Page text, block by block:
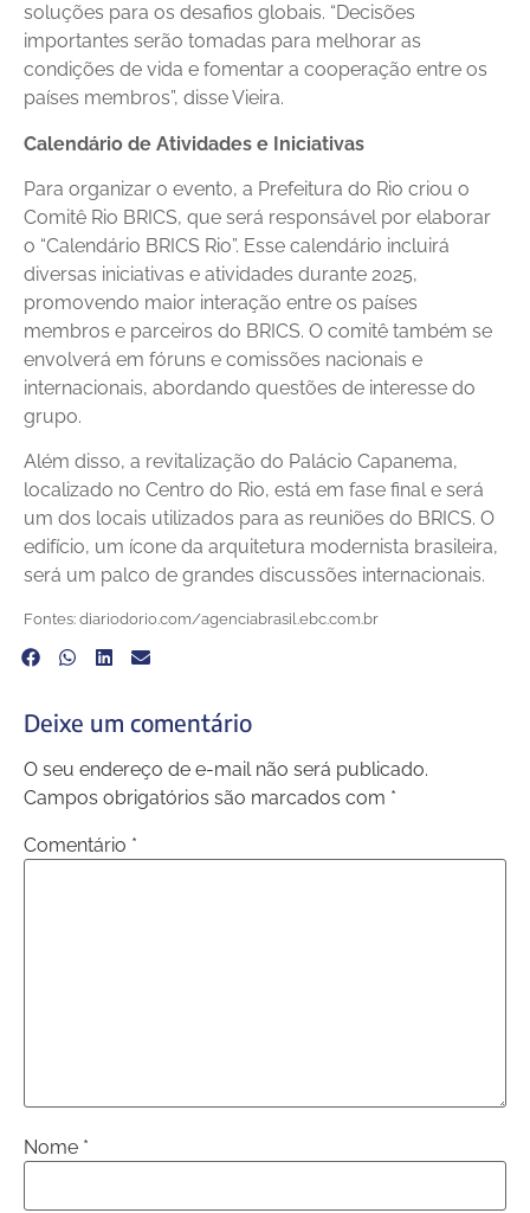
soluções para os desafios globais. “Decisões
importantes serão tomadas para melhorar as
condições de vida e fomentar a cooperação entre os
países membros”, disse Vieira.
Calendário de Atividades e Iniciativas
Para organizar o evento, a Prefeitura do Rio criou o
Comitê Rio BRICS, que será responsável por elaborar
o “Calendário BRICS Rio”. Esse calendário incluirá
diversas iniciativas e atividades durante 2025,
promovendo maior interação entre os países
membros e parceiros do BRICS. O comitê também se
envolverá em fóruns e comissões nacionais e
internacionais, abordando questões de interesse do
grupo.
Além disso, a revitalização do Palácio Capanema,
localizado no Centro do Rio, está em fase final e será
um dos locais utilizados para as reuniões do BRICS. O
edifício, um ícone da arquitetura modernista brasileira,
será um palco de grandes discussões internacionais.
Fontes: diariodorio.com/agenciabrasil.ebc.com.br
Deixe um comentário
O seu endereço de e-mail não será publicado.
Campos obrigatórios são marcados com *
Comentário *
Nome *